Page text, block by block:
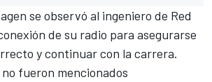
se observó al ingeniero de Red
de su radio para asegurarse
y continuar con la carrera.
fueron mencionados